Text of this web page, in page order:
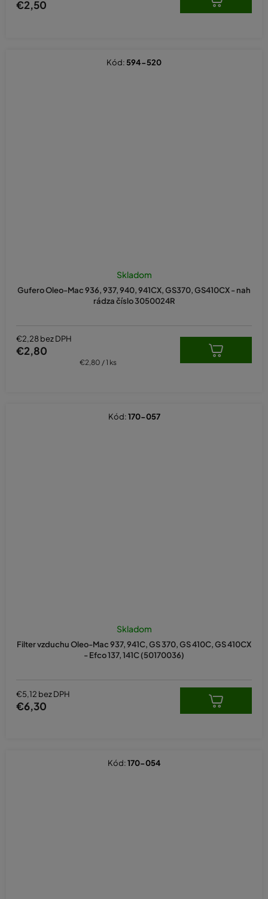
€2,50
Gufero Oleo-Mac 936, 937, 940, 941CX, GS370, GS410CX - nah
rádza číslo 3050024R
Skladom
€2,28 bez DPH
€2,80
Jednotková
€2,80 / 1 ks
Kód: 594-520
Filter vzduchu Oleo-Mac 937, 941C, GS 370, GS 410C, GS 410CX
- Efco 137, 141C (50170036)
Skladom
€5,12 bez DPH
€6,30
Kód:170-057
Kód:170-054